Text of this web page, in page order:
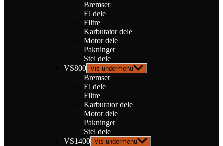
Bremser
El dele
Filtre
Karbutator dele
Motor dele
Pakninger
Stel dele
VS800 Vis undermenu
Bremser
El dele
Filtre
Karburator dele
Motor dele
Pakninger
Stel dele
VS1400 Vis undermenu